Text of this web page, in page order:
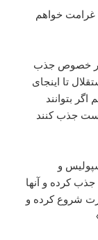
غرامت خواهم
در خصوص جذب
تا اینجای
بتوانند
است جذب کنند
و
جذب کرده و آنها
شروع کرده و